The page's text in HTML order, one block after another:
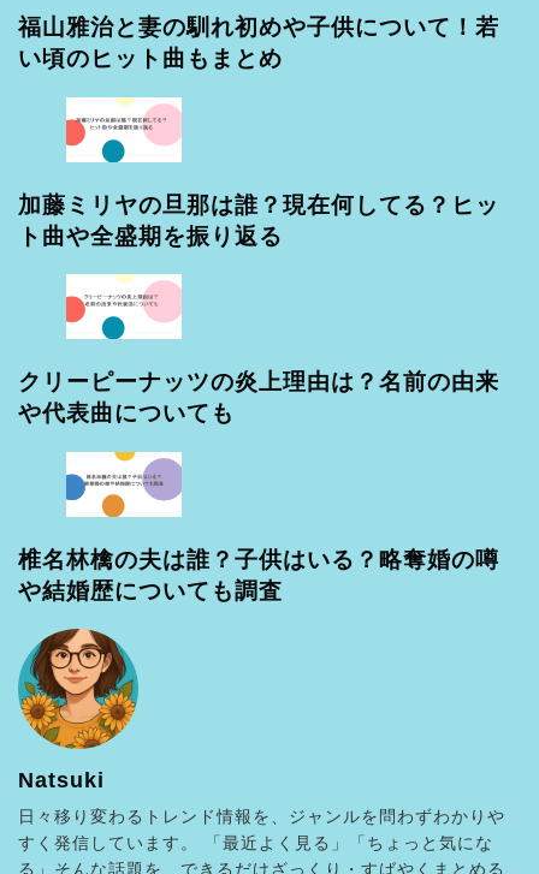
福山雅治と妻の馴れ初めや子供について！若
い頃のヒット曲もまとめ
加藤ミリヤの旦那は誰？現在何してる？ヒッ
ト曲や全盛期を振り返る
クリーピーナッツの炎上理由は？名前の由来
や代表曲についても
椎名林檎の夫は誰？子供はいる？略奪婚の噂
や結婚歴についても調査
Natsuki
日々移り変わるトレンド情報を、ジャンルを問わずわかりや
すく発信しています。 「最近よく見る」「ちょっと気にな
る」そんな話題を、できるだけざっくり・すばやくまとめる